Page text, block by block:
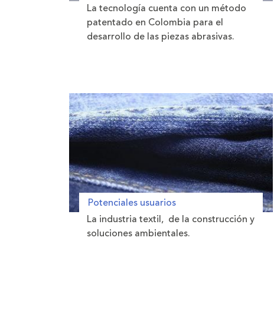
La tecnología cuenta con un método
patentado en Colombia para el
desarrollo de las piezas abrasivas.
Potenciales usuarios
La industria textil, de la construcción y
soluciones ambientales.